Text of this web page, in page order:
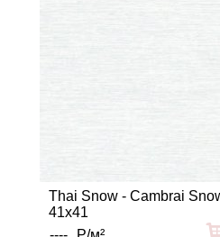
Thai Snow - Cambrai
41x41